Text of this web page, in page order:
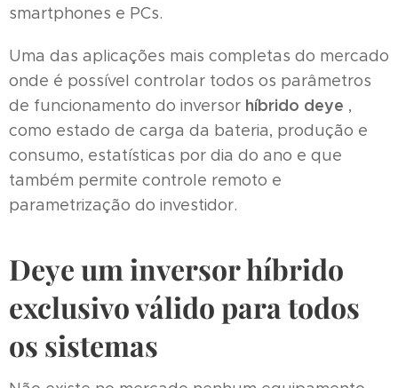
smartphones e PCs.
Uma das aplicações mais completas do mercado
onde é possível controlar todos os parâmetros
de funcionamento do inversor híbrido deye ,
como estado de carga da bateria, produção e
consumo, estatísticas por dia do ano e que
também permite controle remoto e
parametrização do investidor.
Deye um inversor híbrido
exclusivo válido para todos
os sistemas